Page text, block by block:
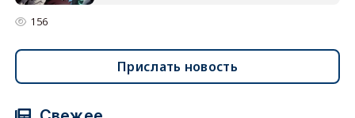
156
Прислать новость